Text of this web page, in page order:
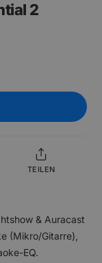
2
TEILEN
& Auracast
(Mikro/Gitarre),
EQ.